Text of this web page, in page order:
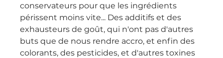
conservateurs pour que les ingrédients
périssent moins vite... Des additifs et des
exhausteurs de goût, qui n'ont pas d'autres
buts que de nous rendre accro, et enfin des
colorants, des pesticides, et d'autres toxines